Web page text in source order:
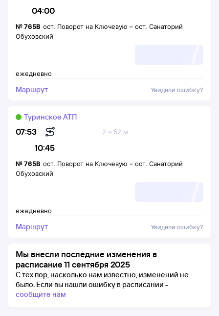
04:00
ежедневно
№765В ост. Поворот на Ключевую – ост. Санаторий
Обуховский
Маршрут Увидели ошибку?
07:53
10:45
2 ч 52 м
Туринское АТП
ежедневно
№765В ост. Поворот на Ключевую – ост. Санаторий
Обуховский
Маршрут Увидели ошибку?
Мы внесли последние изменения в
расписание 11 сентября 2025
С тех пор, насколько нам известно, изменений не
было. Если вы нашли ошибку в расписании -
сообщите нам